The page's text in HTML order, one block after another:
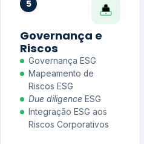
5
Governança e
Riscos
Governança ESG
Mapeamento de
Riscos ESG
Due diligence ESG
Integração ESG aos
Riscos Corporativos